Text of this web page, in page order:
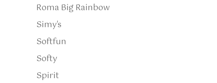
Roma Big Rainbow
Simy's
Softfun
Softy
Spirit